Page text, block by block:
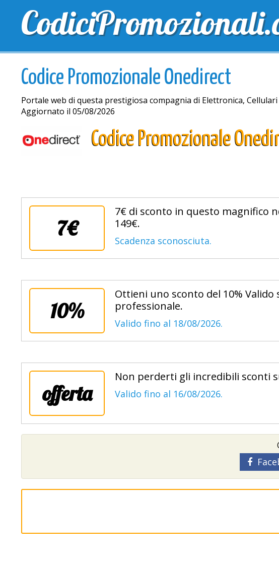
TOP SCONTI SCONTI ESCLUSIVI SPEDIZIONE GRATUITE
Codice Promozionale Onedirect
Portale web di questa prestigiosa compagnia di Elettronica, Cellulari
Aggiornato il 05/08/2026
Codice Promozionale
7€
7€ di sconto in questo magnifico
149€.
Scadenza sconosciuta.
10%
Ottieni uno sconto del 10%
professionale.
Valido fino al 18/08/2026.
offerta
Non perderti gli incredibili sconti
Valido fino al 16/08/2026.